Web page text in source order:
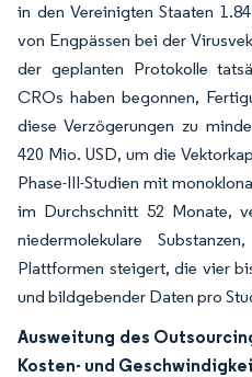
in den Vereinigten Staaten
von Engpässen bei der
der geplanten Protokolle
CROs haben begonnen,
diese Verzögerungen zu
420 Mio. USD, um die
Phase-III-Studien mit
im Durchschnitt 52 Monate,
niedermolekulare
Plattformen steigert, die vier
und bildgebender Daten pro
Ausweitung des
Kosten- und